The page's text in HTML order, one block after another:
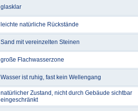
glasklar
leichte natürliche Rückstände
Sand mit vereinzelten Steinen
große Flachwasserzone
Wasser ist ruhig, fast kein Wellengang
natürlicher Zustand, nicht durch Gebäude sichtbar
eingeschränkt